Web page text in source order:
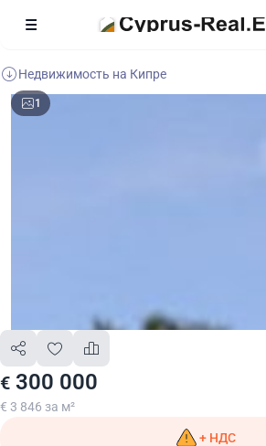
Недвижимость на Кипре
1
€ 300 000
€ 3 846 за м²
+ НДС